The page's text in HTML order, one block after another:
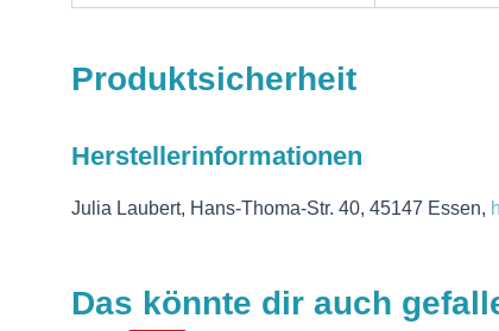
Produktsicherheit
Herstellerinformationen
Julia Laubert, Hans-Thoma-Str. 40, 45147 Essen,
Das könnte dir auch